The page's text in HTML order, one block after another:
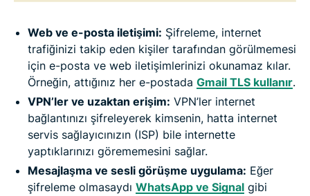
Web ve e-posta iletişimi: Şifreleme, internet
trafiğinizi takip eden kişiler tarafından görülmemesi
için e-posta ve web iletişimlerinizi okunamaz kılar.
Örneğin, attığınız her e-postada Gmail TLS kullanır.
VPN’ler ve uzaktan erişim: VPN’ler internet
bağlantınızı şifreleyerek kimsenin, hatta internet
servis sağlayıcınızın (ISP) bile internette
yaptıklarınızı görememesini sağlar.
Mesajlaşma ve sesli görüşme uygulama: Eğer
şifreleme olmasaydı WhatsApp ve Signal gibi